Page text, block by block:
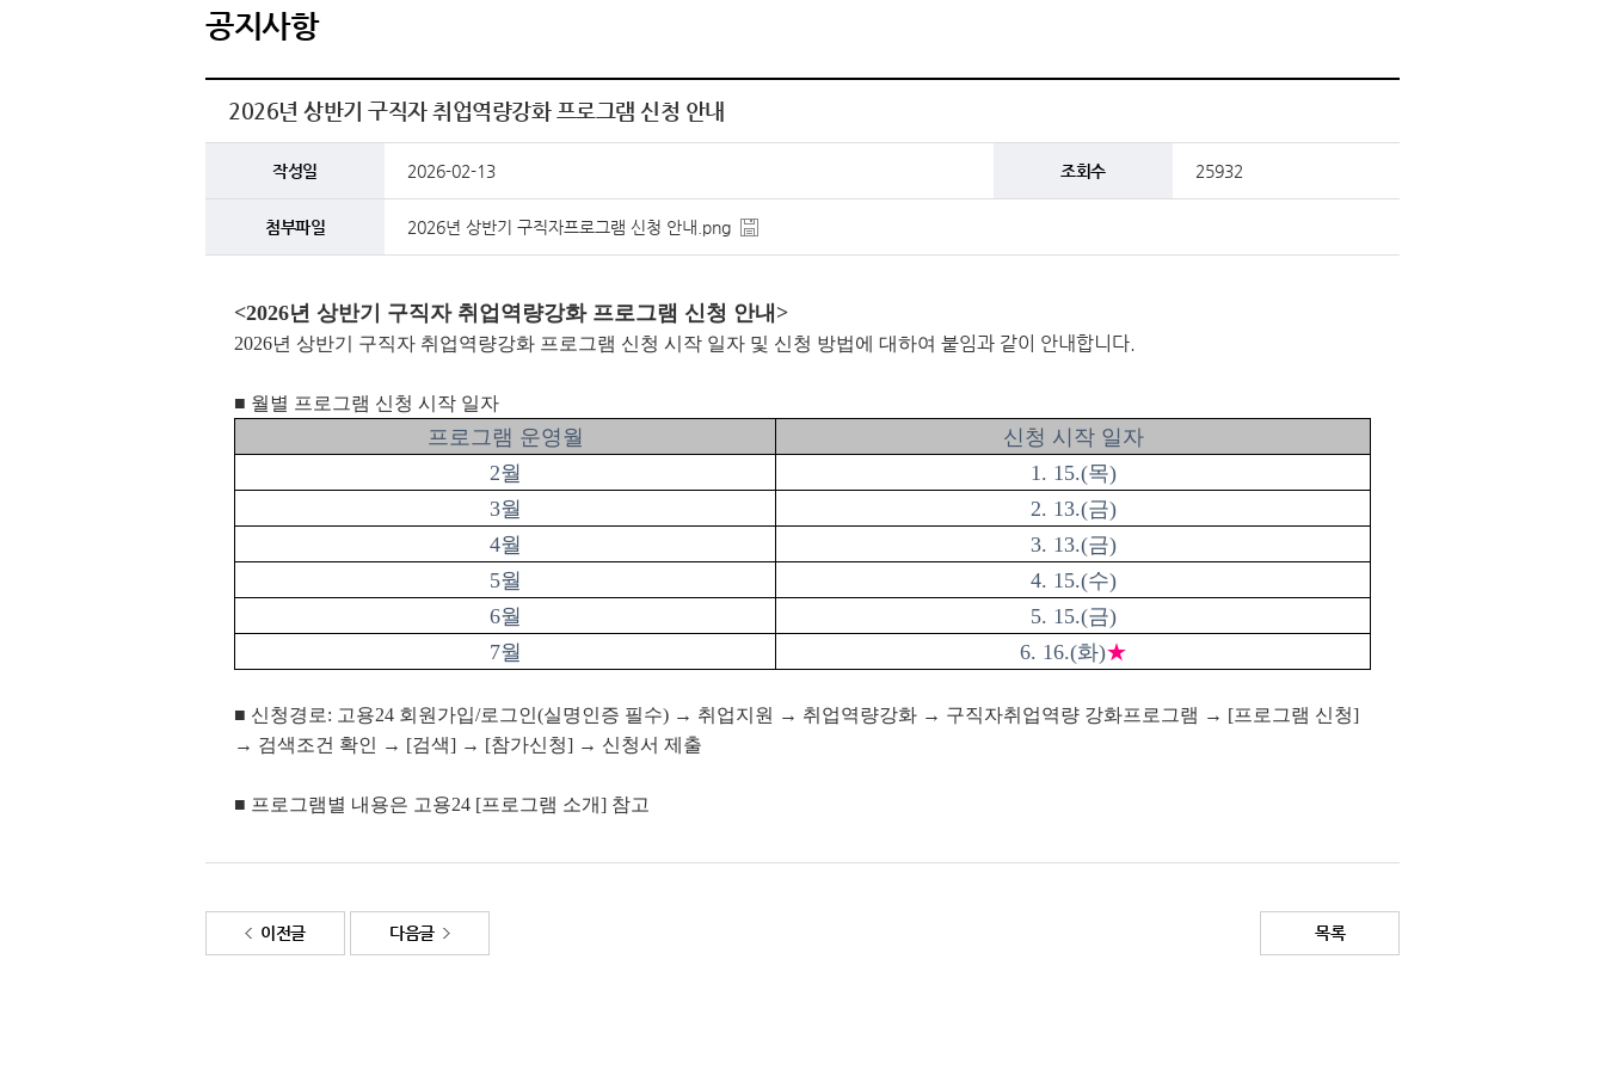
공지사항
2026년 상반기 구직자 취업역량강화 프로그램 신청 안내
작성일 2026-02-13 조회수 25932
첨부파일 2026년 상반기 구직자프로그램 신청 안내.png
<2026년 상반기 구직자 취업역량강화 프로그램 신청 안내>
2026년 상반기 구직자 취업역량강화 프로그램 신청 시작 일자 및 신청 방법에 대하여 붙임과 같이 안내합니다.
■ 월별 프로그램 신청 시작 일자
프로그램 운영월
신청 시작 일자
2월
1. 15.(목)
3월
2. 13.(금)
4월
3. 13.(금)
5월
4. 15.(수)
6월
5. 15.(금)
7월
6. 16.(화)★
■ 신청경로: 고용24 회원가입/로그인(실명인증 필수) → 취업지원 → 취업역량강화 → 구직자취업역량 강화프로그램 → [프로그램 신청]
→ 검색조건 확인 → [검색] → [참가신청] → 신청서 제출
■ 프로그램별 내용은 고용24 [프로그램 소개] 참고
이전글 다음글 목록